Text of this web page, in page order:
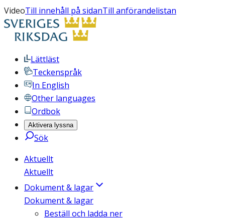
VideoTill innehåll på sidanTill anförandelistan
Lättläst
Teckenspråk
In English
Other languages
Ordbok
Aktivera lyssna
Sök
Aktuellt
Aktuellt
Dokument & lagar
Dokument & lagar
Beställ och ladda ner